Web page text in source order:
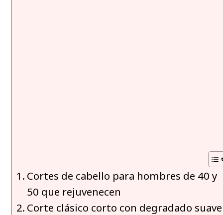
Cortes de cabello para hombres de 40 y
50 que rejuvenecen
Corte clásico corto con degradado suave